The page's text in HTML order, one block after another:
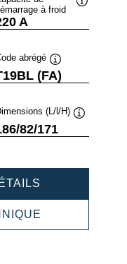
à froid
A
abrégé
Infobulle
(FA)
(L/l/H)
82/171
ACTIVE
518909022